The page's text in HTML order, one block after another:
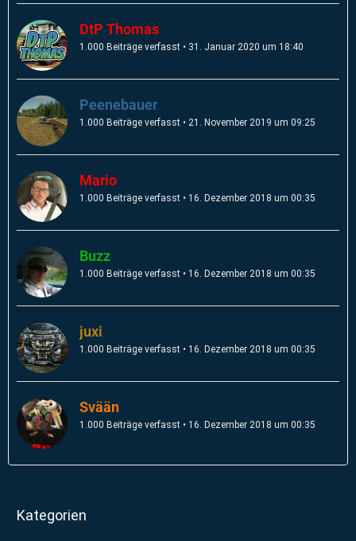
DtP Thomas
1.000 Beiträge verfasst 31. Januar 2020 um 18:40
Peenebauer
1.000 Beiträge verfasst 21. November 2019 um 09:25
Mario
1.000 Beiträge verfasst 16. Dezember 2018 um 00:35
Buzz
1.000 Beiträge verfasst 16. Dezember 2018 um 00:35
juxi
1.000 Beiträge verfasst 16. Dezember 2018 um 00:35
Svään
1.000 Beiträge verfasst 16. Dezember 2018 um 00:35
Kategorien